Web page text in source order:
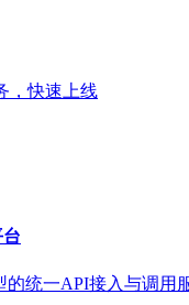
，快速上线
的统一API接入与调用